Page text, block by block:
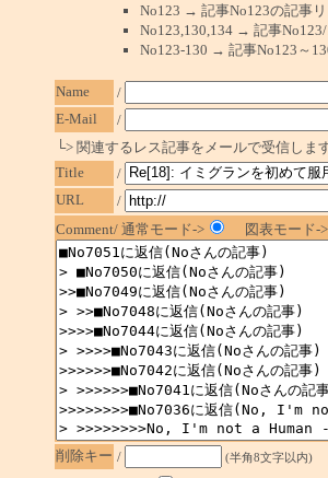
No123 → 記事No123の記事リ
No123,130,134 → 記事
No123-130 → 記事No123～
Name
/
E-Mail
/
└> 関連するレス記事をメールで受信しま
Title
/
URL
/
Comment/ 通常モード->
図表モード->
削除キー / (半角8文字以内)